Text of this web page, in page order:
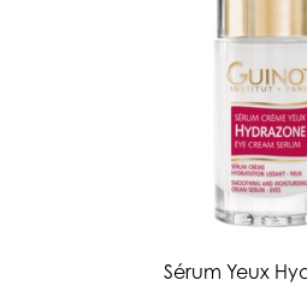
Sérum Yeux